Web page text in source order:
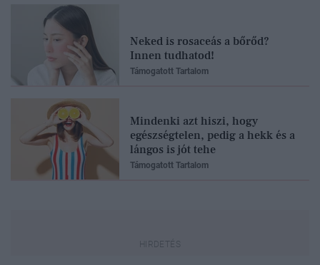
Neked is rosaceás a bőrőd?
Innen tudhatod!
Támogatott Tartalom
Mindenki azt hiszi, hogy
egészségtelen, pedig a hekk és a
lángos is jót tehe
Támogatott Tartalom